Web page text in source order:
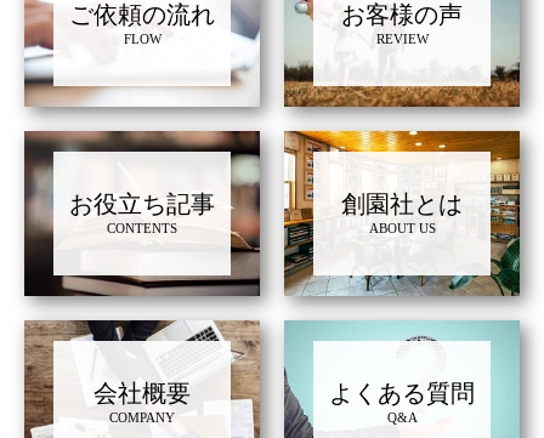
ご依頼の流れ
FLOW
お客様の声
REVIEW
お役立ち記事
CONTENTS
創園社とは
ABOUT US
会社概要
COMPANY
よくある質問
Q&A